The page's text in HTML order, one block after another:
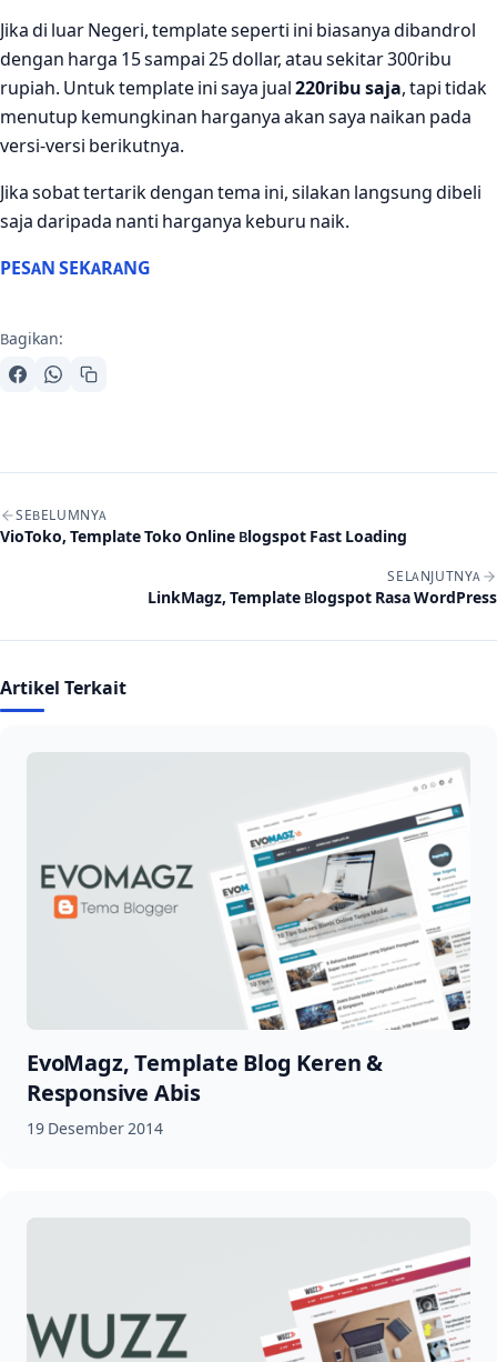
Jika di luar Negeri, template seperti ini biasanya dibandrol
dengan harga 15 sampai 25 dollar, atau sekitar 300ribu
rupiah. Untuk template ini saya jual 220ribu saja, tapi tidak
menutup kemungkinan harganya akan saya naikan pada
versi-versi berikutnya.
Jika sobat tertarik dengan tema ini, silakan langsung dibeli
saja daripada nanti harganya keburu naik.
PESAN SEKARANG
Bagikan:
Navigasi artikel
SEBELUMNYA
VioToko, Template Toko Online Blogspot Fast Loading
SELANJUTNYA
LinkMagz, Template Blogspot Rasa WordPress
Artikel Terkait
EvoMagz, Template Blog Keren &
Responsive Abis
19 Desember 2014